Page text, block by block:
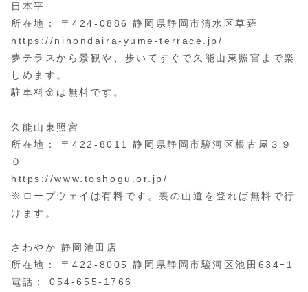
日本平
所在地： 〒424-0886 静岡県静岡市清水区草薙
https://nihondaira-yume-terrace.jp/
夢テラスから景観や、歩いてすぐで久能山東照宮まで楽
しめます。
駐車料金は無料です。
久能山東照宮
所在地： 〒422-8011 静岡県静岡市駿河区根古屋３９
０
https://www.toshogu.or.jp/
※ロープウェイは有料です。裏の山道を登れば無料で行
けます。
さわやか 静岡池田店
所在地： 〒422-8005 静岡県静岡市駿河区池田634ｰ1
電話： 054-655-1766